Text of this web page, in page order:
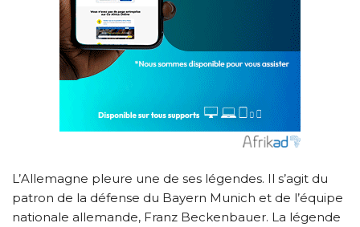
L’Allemagne pleure une de ses légendes. Il s’agit du
patron de la défense du Bayern Munich et de l’équipe
nationale allemande, Franz Beckenbauer. La légende